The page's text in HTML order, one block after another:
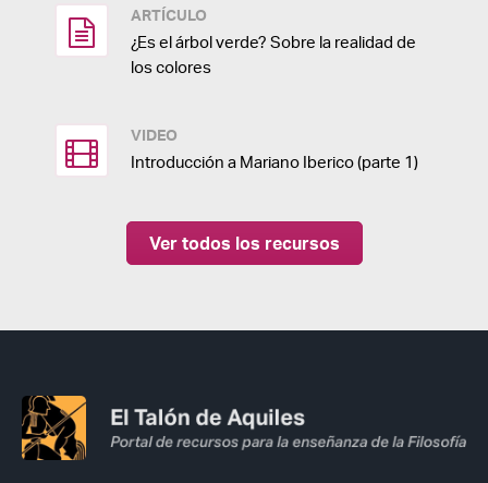
ARTÍCULO
¿Es el árbol verde? Sobre la realidad de
los colores
VIDEO
Introducción a Mariano Iberico (parte 1)
Ver todos los recursos